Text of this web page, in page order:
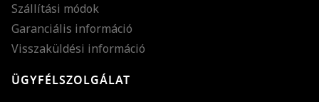
Szállítási módok
Garanciális információ
Visszaküldési információ
ÜGYFÉLSZOLGÁLAT